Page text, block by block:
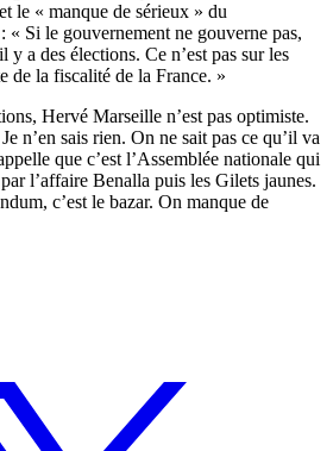
le « manque de sérieux » du
« Si le gouvernement ne gouverne pas,
y a des élections. Ce n’est pas sur les
de la fiscalité de la France. »
Hervé Marseille n’est pas optimiste.
n’en sais rien. On ne sait pas ce qu’il va
que c’est l’Assemblée nationale qui
l’affaire Benalla puis les Gilets jaunes.
c’est le bazar. On manque de